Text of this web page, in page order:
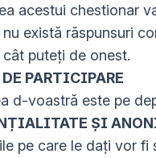
acestui chestionar
există răspunsuri
puteți de onest.
PARTICIPARE
d-voastră este pe
ȘI
pe care le dați vor